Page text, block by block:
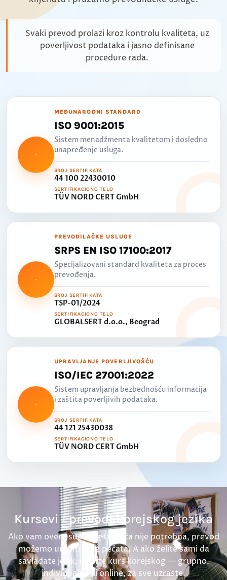
Svaki prevod prolazi kroz kontrolu kvaliteta, uz
poverljivost podataka i jasno definisane
procedure rada.
MEĐUNARODNI STANDARD
ISO 9001:2015
Sistem menadžmenta kvalitetom i dosledno
unapređenje usluga.
BROJ SERTIFIKATA
44 100 22430010
SERTIFIKACIONO TELO
TÜV NORD CERT GmbH
PREVODILAČKE USLUGE
SRPS EN ISO 17100:2017
Specijalizovani standard kvaliteta za proces
prevođenja.
BROJ SERTIFIKATA
TSP-01/2024
SERTIFIKACIONO TELO
GLOBALSERT d.o.o., Beograd
UPRAVLJANJE POVERLJIVOŠĆU
ISO/IEC 27001:2022
Sistem upravljanja bezbednošću informacija
i zaštita poverljivih podataka.
BROJ SERTIFIKATA
44 121 25430038
SERTIFIKACIONO TELO
TÜV NORD CERT GmbH
Kursevi i prevodi korejskog jezika
Ako vam overa sudskog tumača nije potrebna, prevod
možemo uraditi i bez pečata. A ako želite sami da
savladate jezik, upišite kurs korejskog — grupno,
individualno ili online, za sve uzraste.